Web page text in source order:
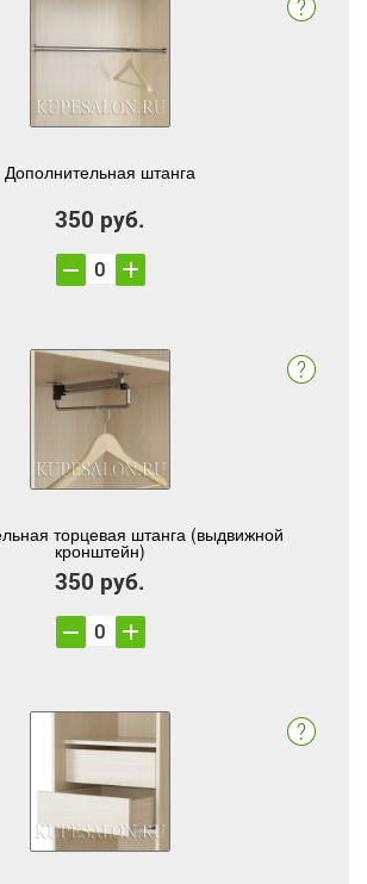
Дополнительная штанга
350 руб.
торцевая штанга (выдвижной
кронштейн)
350 руб.